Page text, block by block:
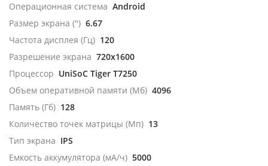
Операционная система Android
Размер экрана (") 6.67
Частота дисплея (Гц) 120
Разрешение экрана 720x1600
Процессор UniSoC Tiger T7250
Объем оперативной памяти (Мб) 4096
Память (Гб) 128
Количество точек матрицы (Мп) 13
Тип экрана IPS
Емкость аккумулятора (мА/ч) 5000